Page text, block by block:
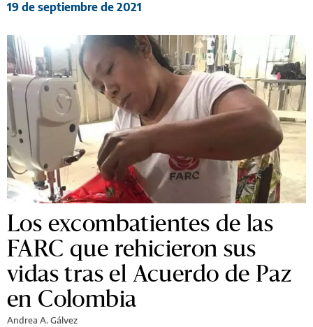
19 de septiembre de 2021
Los excombatientes de las
FARC que rehicieron sus
vidas tras el Acuerdo de Paz
en Colombia
Andrea A. Gálvez